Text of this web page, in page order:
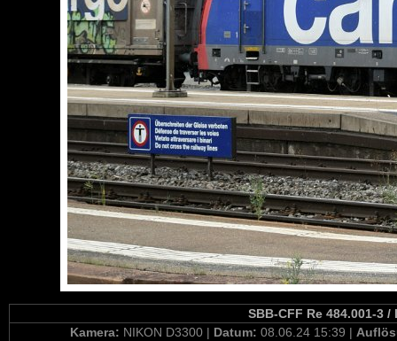
SBB-CFF Re 484.001-3
Kamera: NIKON D3300 | Datum: 08.06.24 15:39 |